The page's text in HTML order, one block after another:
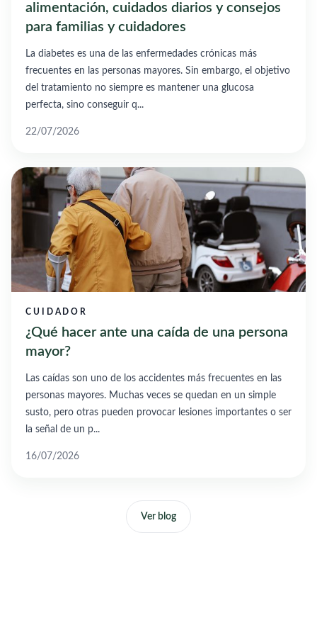
alimentación, cuidados diarios y consejos
para familias y cuidadores
La diabetes es una de las enfermedades crónicas más
frecuentes en las personas mayores. Sin embargo, el objetivo
del tratamiento no siempre es mantener una glucosa
perfecta, sino conseguir q...
22/07/2026
CUIDADOR
¿Qué hacer ante una caída de una persona
mayor?
Las caídas son uno de los accidentes más frecuentes en las
personas mayores. Muchas veces se quedan en un simple
susto, pero otras pueden provocar lesiones importantes o ser
la señal de un p...
16/07/2026
Ver blog